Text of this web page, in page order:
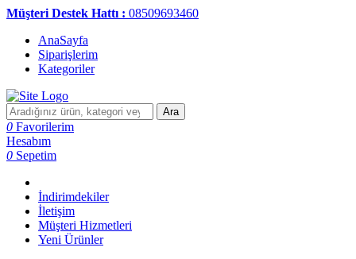
Müşteri Destek Hattı : 08509693460
AnaSayfa
Siparişlerim
Kategoriler
Ara
0 Favorilerim
Hesabım
0 Sepetim
İndirimdekiler
İletişim
Müşteri Hizmetleri
Yeni Ürünler